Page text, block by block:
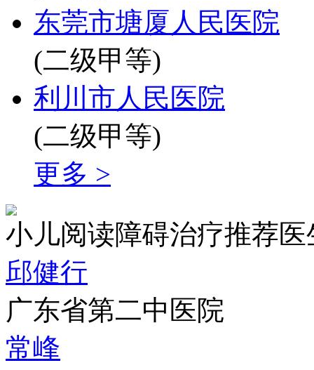
东莞市塘厦人民医院
(二级甲等)
利川市人民医院
(二级甲等)
更多 >
小儿阅读障碍治疗推荐医
邱健行
广东省第二中医院
常峰